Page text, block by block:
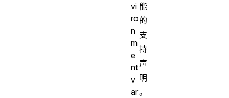
能
的
支
持
声
明
。
vi
ro
n
m
e
nt
v
ar